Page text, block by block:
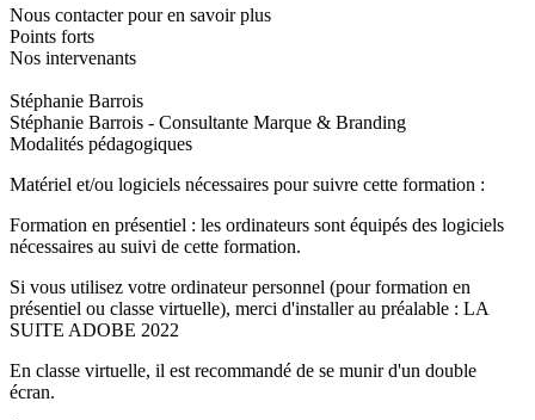
Nous contacter pour en savoir plus
Points forts
Nos intervenants
Stéphanie Barrois
Stéphanie Barrois - Consultante Marque & Branding
Modalités pédagogiques
Matériel et/ou logiciels nécessaires pour suivre cette formation :
Formation en présentiel : les ordinateurs sont équipés des logiciels
nécessaires au suivi de cette formation.
Si vous utilisez votre ordinateur personnel (pour formation en
présentiel ou classe virtuelle), merci d'installer au préalable : LA
SUITE ADOBE 2022
En classe virtuelle, il est recommandé de se munir d'un double
écran.